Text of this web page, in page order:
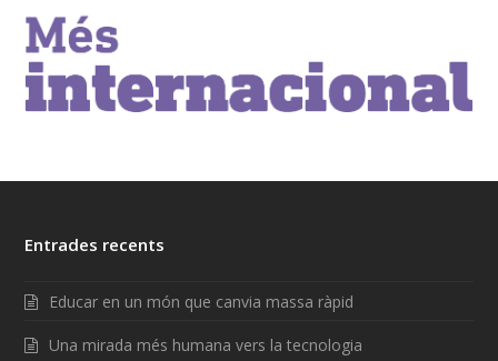
Entrades recents
Educar en un món que canvia massa ràpid
Una mirada més humana vers la tecnologia